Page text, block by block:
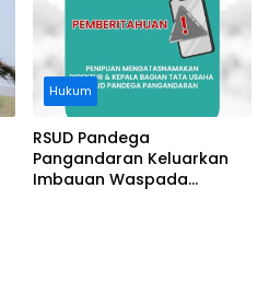
Hukum
RSUD Pandega
Pangandaran Keluarkan
Imbauan Waspada